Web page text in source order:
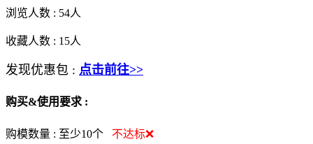
浏览人数 : 54人
收藏人数 : 15人
发现优惠包 : 点击前往>>
购买&使用要求 :
购模数量 : 至少10个 不达标❌